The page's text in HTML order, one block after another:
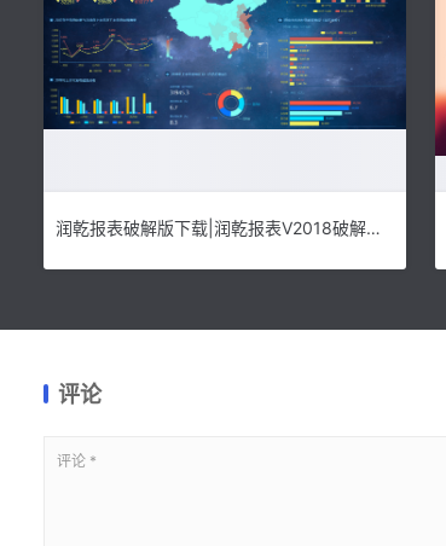
润乾报表破解版下载|润乾报表V2018破解版 附授权文件下载
评论